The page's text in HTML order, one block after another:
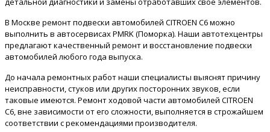
В Москве ремонт подвески автомобилей CITROEN C6 можно
выполнить в автосервисах PMRK (Поморка). Наши автотехцентры
предлагают качественный ремонт и восстановление подвески
автомобилей любого года выпуска.
До начала ремонтных работ наши специалисты выяснят причину
неисправности, стуков или других посторонних звуков, если
таковые имеются. Ремонт ходовой части автомобилей CITROEN
C6, вне зависимости от его сложности, выполняется в строжайшем
соответствии с рекомендациями производителя.